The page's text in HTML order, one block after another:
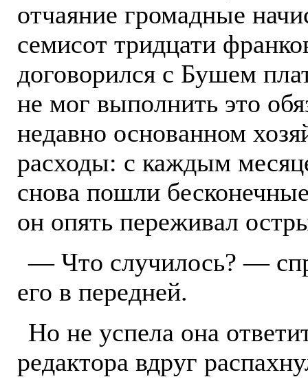
отчаяние громадные
семисот тридцати
договорился с Бушем
не мог выполнить это
недавно основанном
расходы: с каждым
снова пошли
он опять переживал
— Что случилось? —
его в передней.
Но не успела она
редактора вдруг